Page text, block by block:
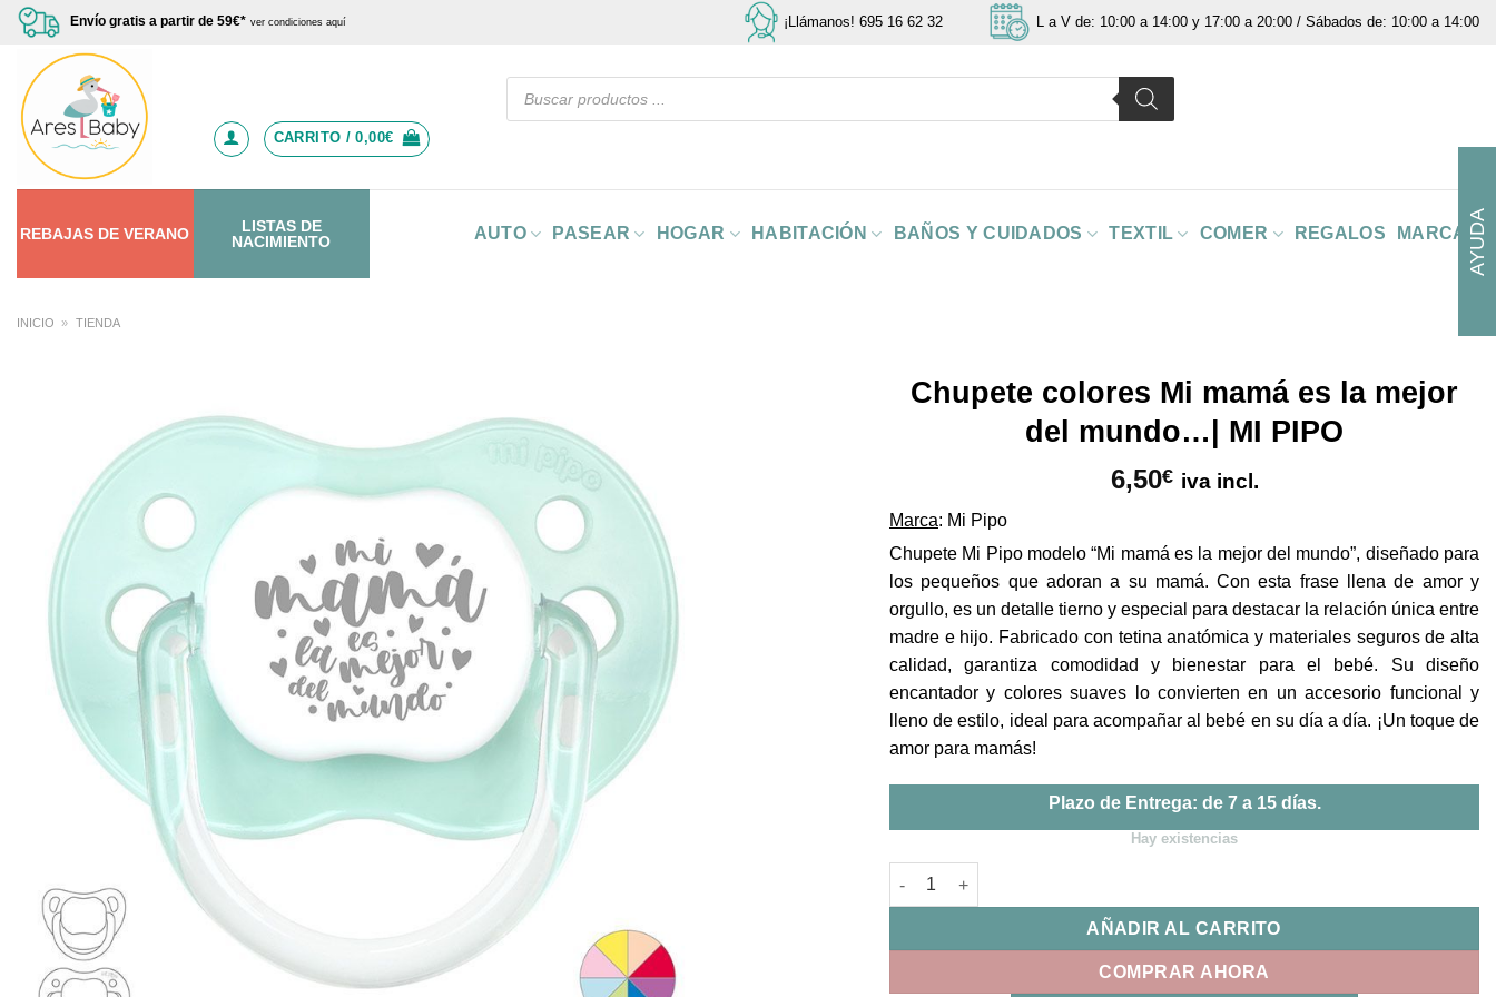
Saltar
contenido
Envío gratis a partir de 59€* ver condiciones aquí ¡Llámanos! 695 16 62 32 L a V de: 10:00 a 14:00 y 17:00 a 20:00 / Sábados de: 10:00 a 14:00
Búsqueda
CARRITO /0,00€
REBAJAS DEVERANO
LISTAS DE
NACIMIENTO
AUTO PASEAR HOGAR HABITACIÓN BAÑOS Y CUIDADOS TEXTIL COMER REGALOS MARCAS
INICIO » TIENDA
Chupete colores Mi mamá es la mejor
del mundo…| MI PIPO
6,50€ iva incl.
Marca: Mi Pipo
Chupete Mi Pipo modelo “Mi mamá es la mejor del mundo”, diseñado para
los pequeños que adoran a su mamá. Con esta frase llena de amor y
orgullo, es un detalle tierno y especial para destacar la relación única entre
madre e hijo. Fabricado con tetina anatómica y materiales seguros de alta
calidad, garantiza comodidad y bienestar para el bebé. Su diseño
encantador y colores suaves lo convierten en un accesorio funcional y
lleno de estilo, ideal para acompañar al bebé en su día a día. ¡Un toque de
amor para mamás!
Plazo de Entrega: de 7 a 15 días.
Hay existencias
Chupete colores Mi mamá es la mejor del mundo...| MI PIPO cantidad
AÑADIR AL CARRITO
COMPRAR AHORA
AYUDA